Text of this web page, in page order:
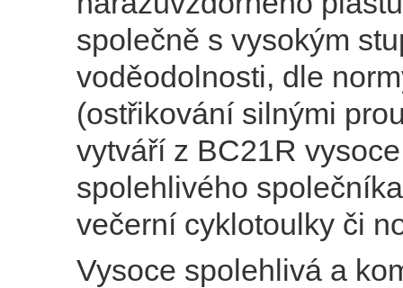
společně s vysokým
voděodolnosti, dle
(ostřikování silnými
vytváří z BC21R
spolehlivého
večerní cyklotoulky či
Vysoce spolehlivá a